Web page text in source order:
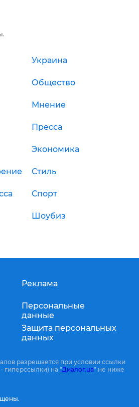
Украина
Общество
Мнение
Пресса
Экономика
Стиль
Спорт
Шоубиз
Реклама
Персональные
данные
Защита персональных
данных
разрешается при условии ссылки
гиперссылки) на "Диалог.ua" не ниже